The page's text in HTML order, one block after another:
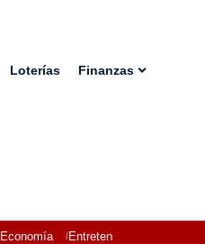
Loterías Finanzas
Economía Entretenimiento